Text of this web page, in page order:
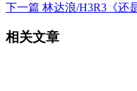
下一篇 林达浪/H3R3《还
相关文章